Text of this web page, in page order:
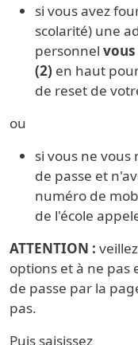
si vous avez
scolarité) une
personnel vous
(2) en haut
de reset de
ou
si vous ne
de passe et
numéro de
de l'école
ATTENTION :
options et à ne pas
de passe par la
pas.
Puis saisissez